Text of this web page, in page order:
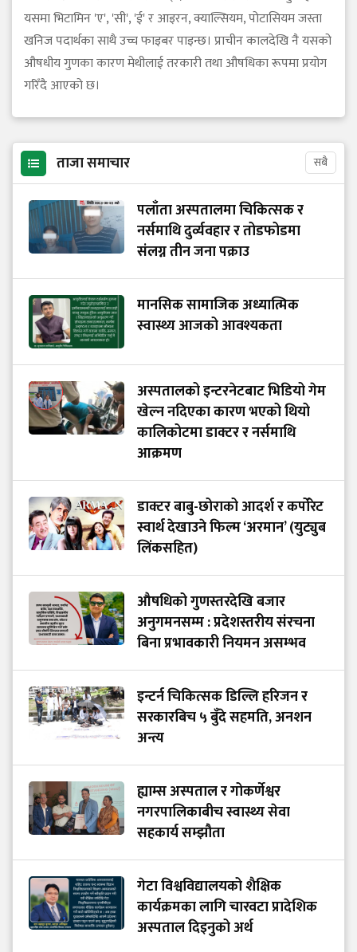
यसमा भिटामिन 'ए', 'सी', 'ई' र आइरन, क्याल्सियम, पोटासियम जस्ता
खनिज पदार्थका साथै उच्च फाइबर पाइन्छ। प्राचीन कालदेखि नै यसको
औषधीय गुणका कारण मेथीलाई तरकारी तथा औषधिका रूपमा प्रयोग
गरिँदै आएको छ।
ताजा समाचार सबै
पलाँता अस्पतालमा चिकित्सक र
नर्समाथि दुर्व्यवहार र तोडफोडमा
संलग्न तीन जना पक्राउ
मानसिक सामाजिक अध्यात्मिक
स्वास्थ्य आजको आवश्यकता
अस्पतालको इन्टरनेटबाट भिडियो गेम
खेल्न नदिएका कारण भएको थियो
कालिकोटमा डाक्टर र नर्समाथि
आक्रमण
डाक्टर बाबु-छोराको आदर्श र कर्पोरेट
स्वार्थ देखाउने फिल्म ‘अरमान’ (युट्युब
लिंकसहित)
औषधिको गुणस्तरदेखि बजार
अनुगमनसम्म : प्रदेशस्तरीय संरचना
बिना प्रभावकारी नियमन असम्भव
इन्टर्न चिकित्सक डिल्लि हरिजन र
सरकारबिच ५ बुँदे सहमति, अनशन
अन्त्य
ह्याम्स अस्पताल र गोकर्णेश्वर
नगरपालिकाबीच स्वास्थ्य सेवा
सहकार्य सम्झौता
गेटा विश्वविद्यालयको शैक्षिक
कार्यक्रमका लागि चारवटा प्रादेशिक
अस्पताल दिइनुको अर्थ